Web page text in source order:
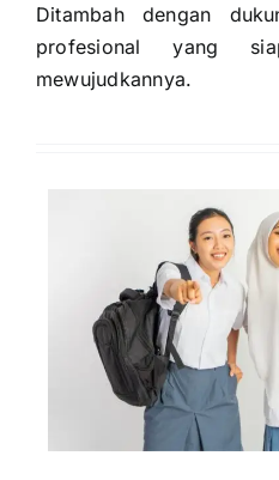
Ditambah dengan
profesional yang
mewujudkannya.